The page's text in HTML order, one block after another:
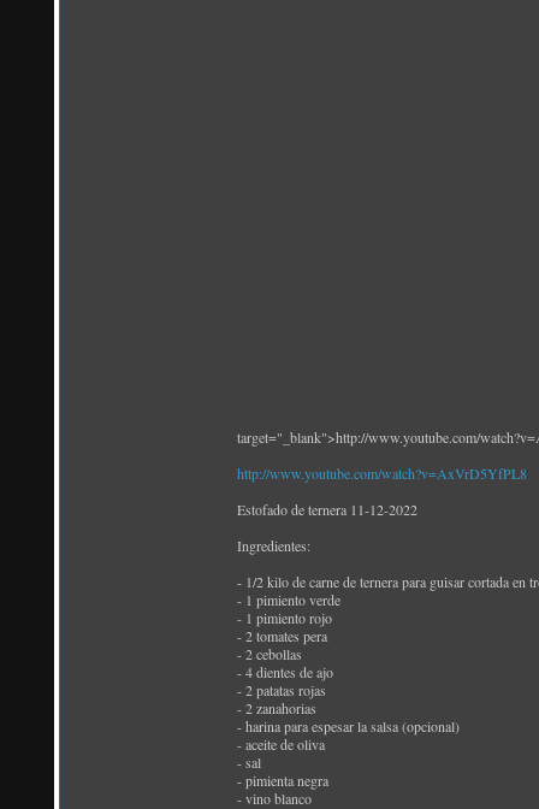
target="_blank">http://www.youtube.com/
http://www.youtube.com/watch?v=AxVrD5YfPL8
Estofado de ternera 11-12-2022
Ingredientes:
- 1/2 kilo de carne de ternera para guisar cortada en
- 1 pimiento verde
- 1 pimiento rojo
- 2 tomates pera
- 2 cebollas
- 4 dientes de ajo
- 2 patatas rojas
- 2 zanahorias
- harina para espesar la salsa (opcional)
- aceite de oliva
- sal
- pimienta negra
- vino blanco